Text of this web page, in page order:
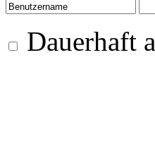
Dauerhaft